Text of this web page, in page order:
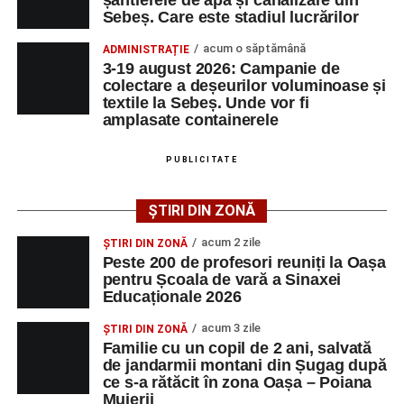
de a evolua împreună în fața publicului.
Organizatorii au transmis că recitalul de la Sebeș
reprezintă doar începutul unei serii de concerte care vor
avea loc pe parcursul taberei, oferind comunității din
județul Alba ocazia de a descoperi tineri interpreți talentați
natură și patrimoniul local, iar lucrările sale sunt apreciate
pentru sensibilitatea cromatică și expresivitatea artistică.
Noua expoziție oferă publicului ocazia de a descoperi
cele mai recente creații ale artistului și reprezintă o nouă
invitație la întâlnirea cu arta într-un spațiu accesibil
Adaugă-ne ca sursă preferată
Urmărește-ne pe Google News
Ultimele știri din Sebeș
Primul concert din cadrul String Symphonic Camp
2026 a adus emoție și aplauze la Sebeș
Sebeș. Care este stadiul lucrărilor
ADMINISTRAȚIE acum o săptămână
3-19 august 2026: Campanie de
colectare a deșeurilor voluminoase și
textile la Sebeș. Unde vor fi
amplasate containerele
PUBLICITATE
ȘTIRI DIN ZONĂ
ȘTIRI DIN ZONĂ acum 2 zile
Peste 200 de profesori reuniți la Oașa
pentru Școala de vară a Sinaxei
Educaționale 2026
ȘTIRI DIN ZONĂ acum 3 zile
Familie cu un copil de 2 ani, salvată
de jandarmii montani din Șugag după
ce s-a rătăcit în zona Oașa – Poiana
Muierii